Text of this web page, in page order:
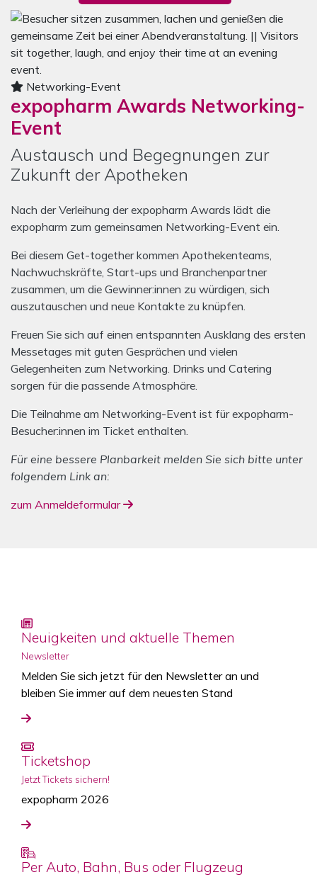
Mediengalerie zum Awards Networking-Event
Das Karussell enthält ein Bild zum Awards Networking-
Networking-Event
expopharm Awards Networking-
Event
Austausch und Begegnungen zur
Zukunft der Apotheken
Nach der Verleihung der expopharm Awards lädt die
expopharm zum gemeinsamen Networking-Event ein.
Bei diesem Get-together kommen Apothekenteams,
Nachwuchskräfte, Start-ups und Branchenpartner
zusammen, um die Gewinner:innen zu würdigen, sich
auszutauschen und neue Kontakte zu knüpfen.
Freuen Sie sich auf einen entspannten Ausklang des ersten
Messetages mit guten Gesprächen und vielen
Gelegenheiten zum Networking. Drinks und Catering
sorgen für die passende Atmosphäre.
Die Teilnahme am Networking-Event ist für expopharm-
Besucher:innen im Ticket enthalten.
Für eine bessere Planbarkeit melden Sie sich bitte unter
folgendem Link an:
zum Anmeldeformular
Neuigkeiten und aktuelle Themen
Newsletter
Melden Sie sich jetzt für den Newsletter an und
bleiben Sie immer auf dem neuesten Stand
Ticketshop
Jetzt Tickets sichern!
expopharm 2026
Per Auto, Bahn, Bus oder Flugzeug